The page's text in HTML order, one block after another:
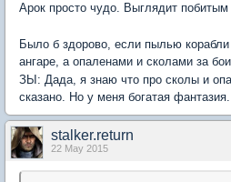
Арок просто чудо. Выглядит
Было б здорово, если пылью
ангаре, а опаленами и сколами за бои
ЗЫ: Дада, я знаю что про сколы и
сказано. Но у меня богатая фантазия.
stalker.return
22 May 2015